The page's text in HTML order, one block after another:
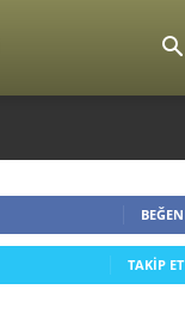
BEĞEN
TAKIP ET